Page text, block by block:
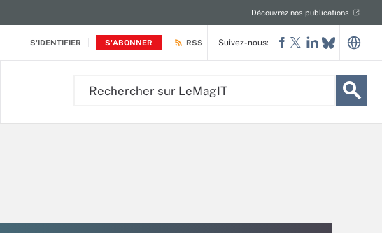
S'IDENTIFIER S'ABONNER
Découvrez nos publications
RSS Suivez-nous: